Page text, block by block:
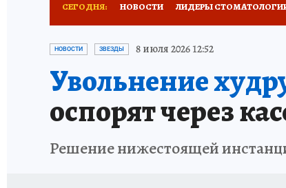
СЕГОДНЯ: НОВОСТИ ЛИДЕРЫ
ВОЕНКОРЫ УКРАИНА: СВОДКА
СНЕГОПАД ВЕКА НАСТОЯЩИЕ
КЛИНИКА ГОДА 2025
ИСПЫТАНО НА СЕБЕ КЛИНИКА
НОВОСТИ ЗВЕЗДЫ 8 июля 2026 12:52
Увольнение
оспорят через
Решение нижестоящей